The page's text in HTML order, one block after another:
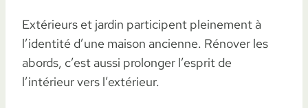
Extérieurs et jardin participent pleinement à
l’identité d’une maison ancienne. Rénover les
abords, c’est aussi prolonger l’esprit de
l’intérieur vers l’extérieur.